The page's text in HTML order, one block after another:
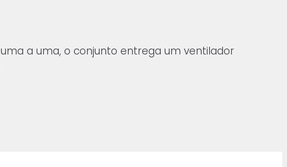
a uma, o conjunto entrega um ventilador